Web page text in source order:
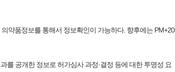
약품정보를 통해서 정보확인이 가능하다. 향후에는 PM+20
를 공개한 정보로 허가심사 과정·결정 등에 대한 투명성 요